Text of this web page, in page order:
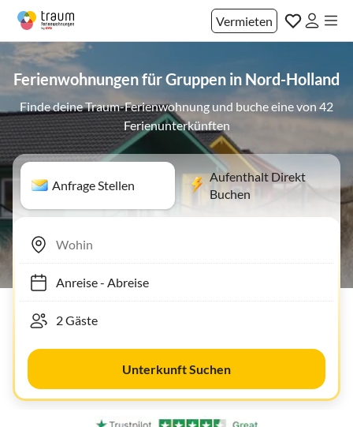
Vermieten
Ferienwohnungen für Gruppen in Nord-Holland
Finde deine Traum-Ferienwohnung und buche eine von 42
Ferienunterkünften
Anfrage Stellen
Aufenthalt Direkt
Buchen
Anreise- Abreise
Unterkunft Suchen